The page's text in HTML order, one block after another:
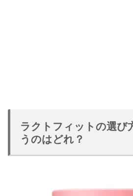
ラクトフィットの選び
うのはどれ？